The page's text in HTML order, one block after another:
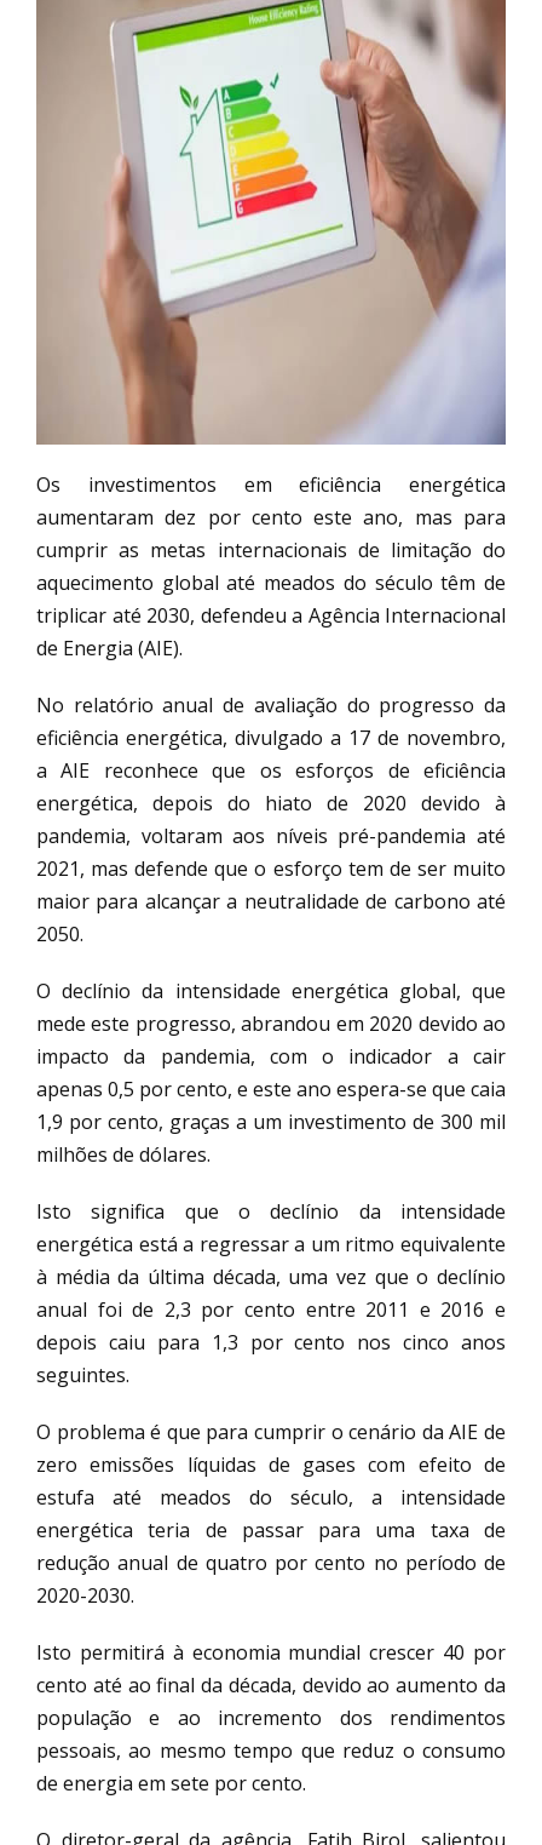
Os investimentos em eficiência energética
aumentaram dez por cento este ano, mas para
cumprir as metas internacionais de limitação do
aquecimento global até meados do século têm de
triplicar até 2030, defendeu a Agência Internacional
de Energia (AIE).
No relatório anual de avaliação do progresso da
eficiência energética, divulgado a 17 de novembro,
a AIE reconhece que os esforços de eficiência
energética, depois do hiato de 2020 devido à
pandemia, voltaram aos níveis pré-pandemia até
2021, mas defende que o esforço tem de ser muito
maior para alcançar a neutralidade de carbono até
2050.
O declínio da intensidade energética global, que
mede este progresso, abrandou em 2020 devido ao
impacto da pandemia, com o indicador a cair
apenas 0,5 por cento, e este ano espera-se que caia
1,9 por cento, graças a um investimento de 300 mil
milhões de dólares.
Isto significa que o declínio da intensidade
energética está a regressar a um ritmo equivalente
à média da última década, uma vez que o declínio
anual foi de 2,3 por cento entre 2011 e 2016 e
depois caiu para 1,3 por cento nos cinco anos
seguintes.
O problema é que para cumprir o cenário da AIE de
zero emissões líquidas de gases com efeito de
estufa até meados do século, a intensidade
energética teria de passar para uma taxa de
redução anual de quatro por cento no período de
2020-2030.
Isto permitirá à economia mundial crescer 40 por
cento até ao final da década, devido ao aumento da
população e ao incremento dos rendimentos
pessoais, ao mesmo tempo que reduz o consumo
de energia em sete por cento.